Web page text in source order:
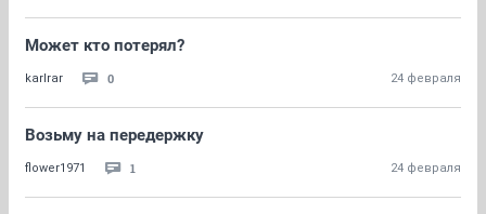
Может кто потерял?
karlrar 0 24 февраля
Возьму на передержку
flower1971 1 24 февраля